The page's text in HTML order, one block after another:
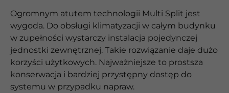
Ogromnym atutem technologii Multi Split jest
wygoda. Do obsługi klimatyzacji w całym budynku
w zupełności wystarczy instalacja pojedynczej
jednostki zewnętrznej. Takie rozwiązanie daje dużo
korzyści użytkowych. Najważniejsze to prostsza
konserwacja i bardziej przystępny dostęp do
systemu w przypadku napraw.